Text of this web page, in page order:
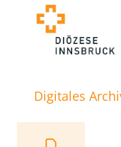
Digitales